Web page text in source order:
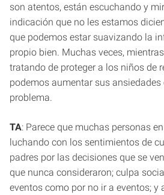
son atentos, están escuchando y
indicación que no les estamos
que podemos estar suavizando la
propio bien. Muchas veces,
tratando de proteger a los niños de
podemos aumentar sus ansiedades
problema.
TA: Parece que muchas personas
luchando con los sentimientos de
padres por las decisiones que se
que nunca consideraron; culpa
eventos como por no ir a eventos; y